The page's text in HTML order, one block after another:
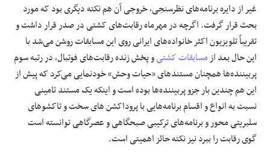
غیر از دایره برنامه‌های نظرسنجی، خروجی آن هم نکته دیگری بود که مورد
بحث قرار گرفت. اگرچه در مهرماه رقابت‌های کشتی در صدر قرار داشت و
تقریباً تلویزیون اکثر خانواده‌های ایرانی روی این مسابقات روشن می‌شد با
این حال بعد ازمسابقات کشتیو پخش زنده رقابت‌های فوتبال، در رتبه سوم
پربیننده‌ها همچنان مستندهای «حیات وحش» خودنمایی می‌کرد که پیش از
این هم چندین بار جزو پربیننده‌ها بوده است و اینکه یک مستند تامینی
نسبت به انواع و اقسام برنامه‌هایی با پروداکشن های سخت و تاکشوهای
سلبریتی محور و برنامه‌های ترکیبی صبحگاهی و عصرگاهی توانسته است
گوی رقابت را ببرد نیز نکته حائز اهمیتی است.